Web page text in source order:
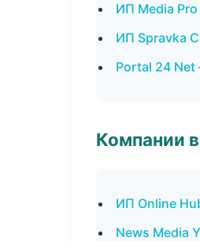
ИП Media
ИП Spravka
Portal 24
Компании
ИП Online
News Media